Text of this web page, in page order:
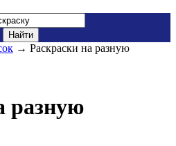
→ Раскраски на разную
разную